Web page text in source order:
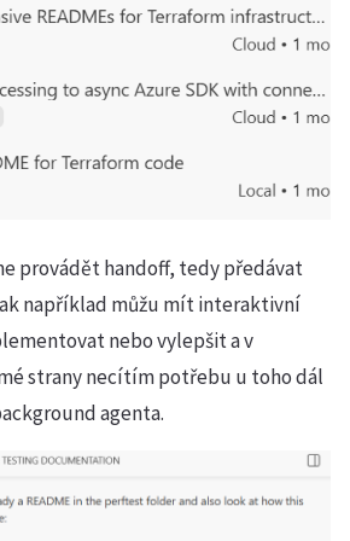
provádět handoff, tedy předávat
například můžu mít interaktivní
nebo vylepšit a v
strany necítím potřebu u toho dál
agenta.